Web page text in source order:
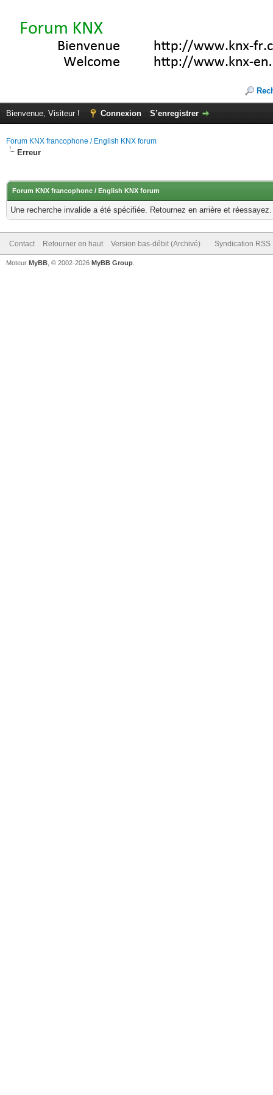
Bienvenue, Visiteur ! Connexion S’enregistrer
Forum KNX francophone / English KNX forum
Erreur
Forum KNX francophone / English KNX forum
Une recherche invalide a été spécifiée. Retournez en arrière et réessayez.
Contact Retourner en haut Version bas-débit (Archivé) Syndication RSS
Moteur MyBB , © 2002-2026 MyBB Group